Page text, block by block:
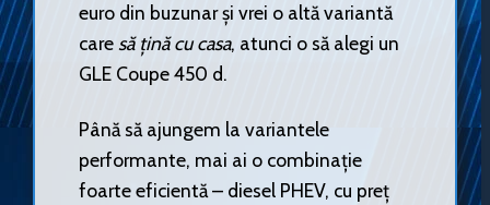
euro din buzunar și vrei o altă variantă
caresă țină cu casa, atunci o să alegi un
GLE Coupe 450 d.
Până să ajungem la variantele
performante, mai ai o combinație
foarte eficientă – diesel PHEV, cu preț